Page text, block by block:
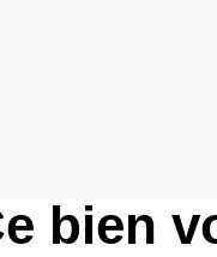
bien